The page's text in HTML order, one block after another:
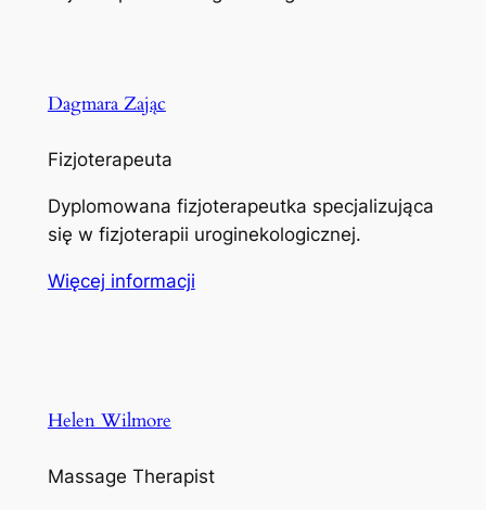
Dagmara Zając
Fizjoterapeuta
Dyplomowana fizjoterapeutka specjalizująca
się w fizjoterapii uroginekologicznej.
Więcej informacji
Helen Wilmore
Massage Therapist